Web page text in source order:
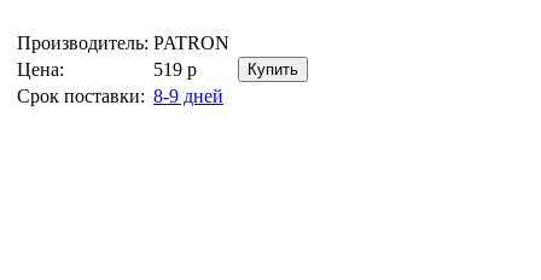
Производитель: PATRON
Цена:
519 р
Срок поставки: 8-9 дней